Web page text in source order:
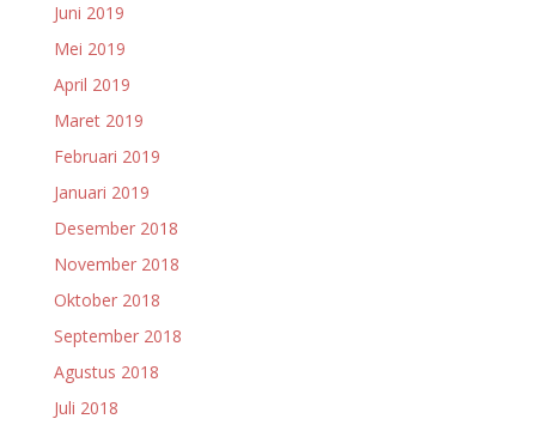
Juni 2019
Mei 2019
April 2019
Maret 2019
Februari 2019
Januari 2019
Desember 2018
November 2018
Oktober 2018
September 2018
Agustus 2018
Juli 2018